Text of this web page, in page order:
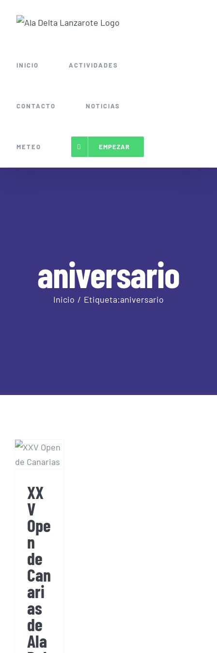
INICIO ACTIVIDADES
CONTACTO NOTICIAS
METEO EMPEZAR
aniversario
Inicio Etiqueta:aniversario
XXV
Canarias
de Ala
en
Lanzarote
FAI 2
XX
V
Ope
n
de
Can
ari
as
de
Ala